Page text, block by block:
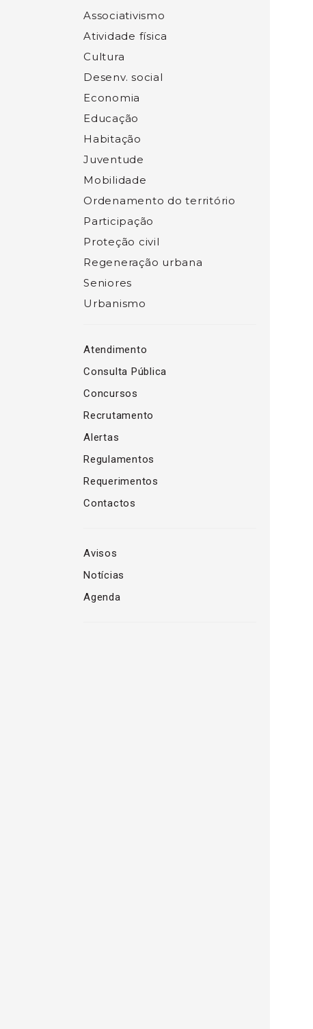
Associativismo
Atividade física
Cultura
Desenv. social
Economia
Educação
Habitação
Juventude
Mobilidade
Ordenamento do território
Participação
Proteção civil
Regeneração urbana
Seniores
Urbanismo
Atendimento
Consulta Pública
Concursos
Recrutamento
Alertas
Regulamentos
Requerimentos
Contactos
Avisos
Notícias
Agenda